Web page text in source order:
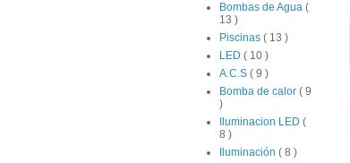
Bombas de Agua (
13 )
Piscinas ( 13 )
LED ( 10 )
A.C.S ( 9 )
Bomba de calor ( 9
)
Iluminacion LED (
8 )
Iluminación ( 8 )